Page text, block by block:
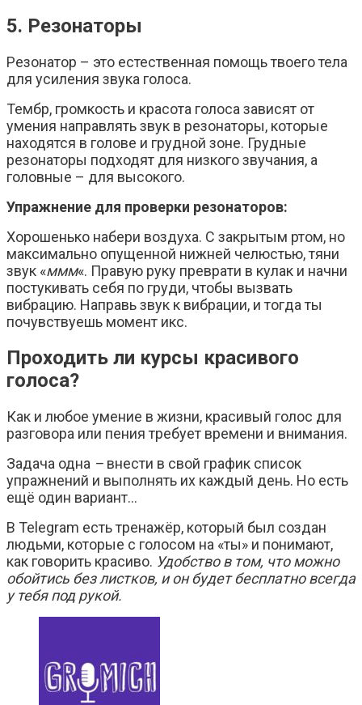
5. Резонаторы
Резонатор – это естественная помощь твоего тела
для усиления звука голоса.
Тембр, громкость и красота голоса зависят от
умения направлять звук в резонаторы, которые
находятся в голове и грудной зоне. Грудные
резонаторы подходят для низкого звучания, а
головные – для высокого.
Упражнение для проверки резонаторов:
Хорошенько набери воздуха. С закрытым ртом, но
максимально опущенной нижней челюстью, тяни
звук «ммм«. Правую руку преврати в кулак и начни
постукивать себя по груди, чтобы вызвать
вибрацию. Направь звук к вибрации, и тогда ты
почувствуешь момент икс.
Проходить ли курсы красивого
голоса?
Как и любое умение в жизни, красивый голос для
разговора или пения требует времени и внимания.
Задача одна – внести в свой график список
упражнений и выполнять их каждый день. Но есть
ещё один вариант…
В Telegram есть тренажёр, который был создан
людьми, которые с голосом на «ты» и понимают,
как говорить красиво. Удобство в том, что можно
обойтись без листков, и он будет бесплатно всегда
у тебя под рукой.